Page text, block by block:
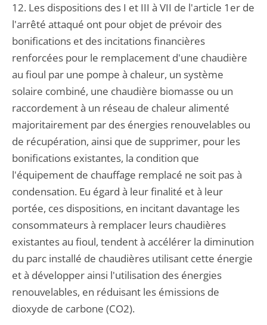
12. Les dispositions des I et III à VII de l'article 1er de
l'arrêté attaqué ont pour objet de prévoir des
bonifications et des incitations financières
renforcées pour le remplacement d'une chaudière
au fioul par une pompe à chaleur, un système
solaire combiné, une chaudière biomasse ou un
raccordement à un réseau de chaleur alimenté
majoritairement par des énergies renouvelables ou
de récupération, ainsi que de supprimer, pour les
bonifications existantes, la condition que
l'équipement de chauffage remplacé ne soit pas à
condensation. Eu égard à leur finalité et à leur
portée, ces dispositions, en incitant davantage les
consommateurs à remplacer leurs chaudières
existantes au fioul, tendent à accélérer la diminution
du parc installé de chaudières utilisant cette énergie
et à développer ainsi l'utilisation des énergies
renouvelables, en réduisant les émissions de
dioxyde de carbone (CO2).